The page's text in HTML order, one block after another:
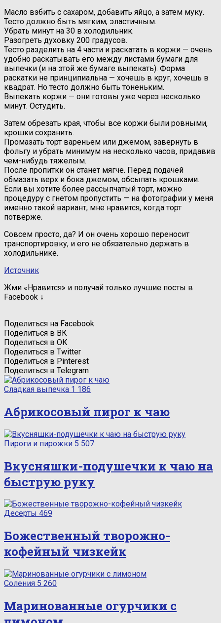
Масло взбить с сахаром, добавить яйцо, а затем муку.
Тесто должно быть мягким, эластичным.
Убрать минут на 30 в холодильник.
Разогреть духовку 200 градусов.
Тесто разделить на 4 части и раскатать в коржи — очень
удобно раскатывать его между листами бумаги для
выпечки (и на этой же бумаге выпекать). Форма
раскатки не принципиальна — хочешь в круг, хочешь в
квадрат. Но тесто должно быть тоненьким.
Выпекать коржи — они готовы уже через несколько
минут. Остудить.
Затем обрезать края, чтобы все коржи были ровными,
крошки сохранить.
Промазать торт вареньем или джемом, завернуть в
фольгу и убрать минимум на несколько часов, придавив
чем-нибудь тяжелым.
После пропитки он станет мягче. Перед подачей
обмазать верх и бока джемом, обсыпать крошками.
Если вы хотите более рассыпчатый торт, можно
процедуру с гнетом пропустить — на фотографии у меня
именно такой вариант, мне нравится, когда торт
потверже.
Совсем просто, да? И он очень хорошо переносит
транспортировку, и его не обязательно держать в
холодильнике.
Источник
Жми «Нравится» и получай только лучшие посты в
Facebook ↓
Поделиться на Facebook
Поделиться в ВК
Поделиться в ОК
Поделиться в Twitter
Поделиться в Pinterest
Поделиться в Telegram
Сладкая выпечка 1 186
Абрикосовый пирог к чаю
Пироги и пирожки 5 507
Вкусняшки-подушечки к чаю на
быструю руку
Десерты 469
Божественный творожно-
кофейный чизкейк
Соления 5 260
Маринованные огурчики с